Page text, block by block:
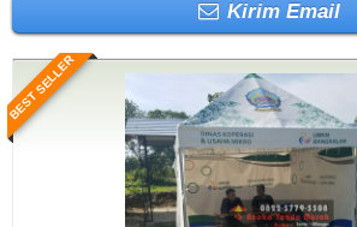
Kirim Email
BEST SELLER